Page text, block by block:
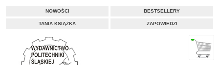
NOWOŚCI BESTSELLERY
TANIA KSIĄŻKA ZAPOWIEDZI